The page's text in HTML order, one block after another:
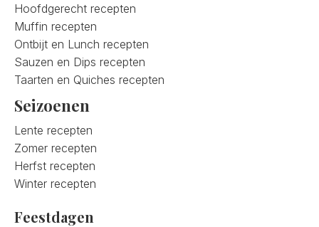
Hoofdgerecht recepten
Muffin recepten
Ontbijt en Lunch recepten
Sauzen en Dips recepten
Taarten en Quiches recepten
Seizoenen
Lente recepten
Zomer recepten
Herfst recepten
Winter recepten
Feestdagen